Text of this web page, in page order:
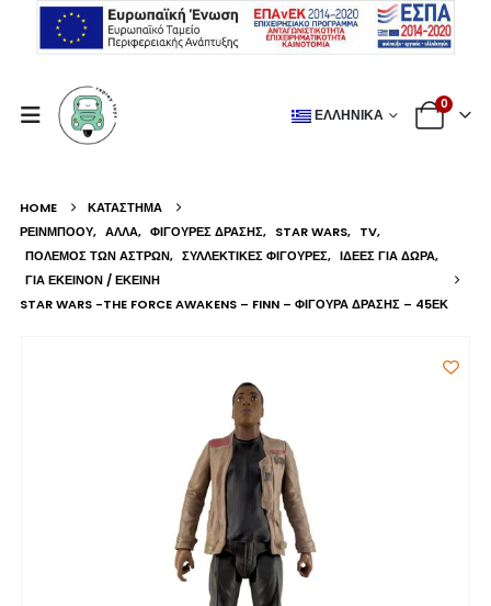
ΕΛΛΗΝΙΚΆ
0
HOME
ΚΑΤΆΣΤΗΜΑ
ΡΕΙΝΜΠΟΟΥ, ΆΛΛΑ, ΦΙΓΟΎΡΕΣ ΔΡΆΣΗΣ, STAR WARS, TV,
ΠΌΛΕΜΟΣ ΤΩΝ ΆΣΤΡΩΝ, ΣΥΛΛΕΚΤΙΚΈΣ ΦΙΓΟΎΡΕΣ, ΙΔΈΕΣ ΓΙΑ ΔΏΡΑ,
ΓΙΑ ΕΚΕΊΝΟΝ / ΕΚΕΊΝΗ
STAR WARS -THE FORCE AWAKENS – FINN – ΦΙΓΟΎΡΑ ΔΡΆΣΗΣ – 45ΕΚ